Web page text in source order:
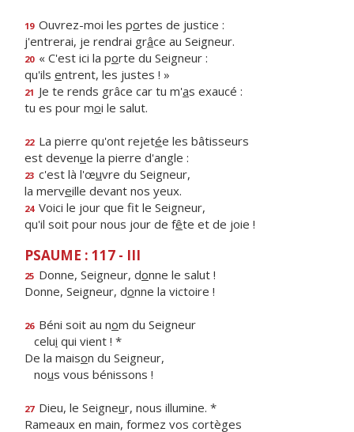
19 Ouvrez-moi les portes de justice :
j'entrerai, je rendrai grâce au Seigneur.
20 « C'est ici la porte du Seigneur :
qu'ils entrent, les justes ! »
21 Je te rends grâce car tu m'as exaucé :
tu es pour moi le salut.
22 La pierre qu'ont rejetée les bâtisseurs
est devenue la pierre d'angle :
23 c'est là l'œuvre du Seigneur,
la merveille devant nos yeux.
24 Voici le jour que ft le Seigneur,
qu'il soit pour nous jour de fête et de joie !
PSAUME : 117 - III
25 Donne, Seigneur, donne le salut !
Donne, Seigneur, donne la victoire !
26 Béni soit au nom du Seigneur
celui qui vient ! *
De la maison du Seigneur,
nous vous bénissons !
27 Dieu, le Seigneur, nous illumine. *
Rameaux en main, formez vos cortèges